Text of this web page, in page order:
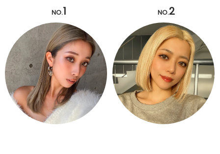
NO.1 NO.2